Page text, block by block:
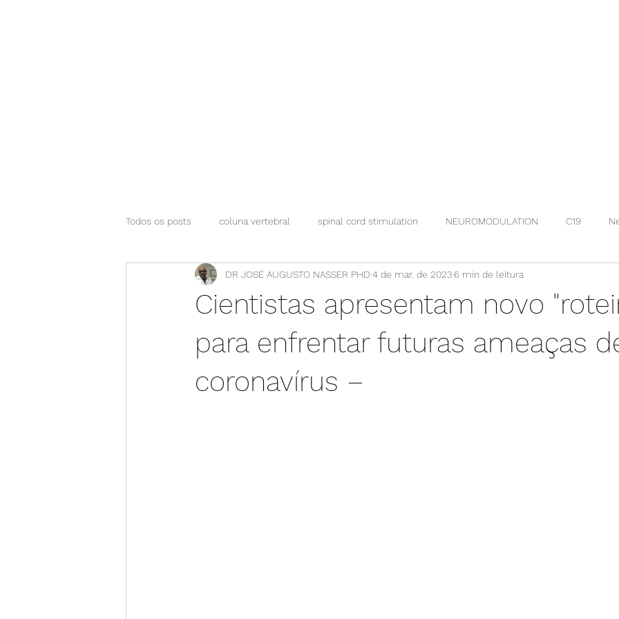
Todos os posts coluna vertebral spinal cord stimulation NEUROMODULATION C19
Cientistas apresentam novo
para enfrentar futuras ameaças
coronavírus –
DR JOSÉ AUGUSTO NASSER PHD 4 de mar. de 20236 min de leitura